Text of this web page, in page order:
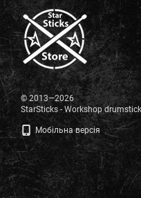
© 2013—2026
StarSticks - Workshop
Мобільна версія